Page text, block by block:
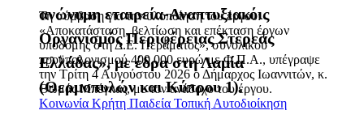
Τη σύμβαση για την υλοποίηση του έργου:
«Αποκατάσταση, βελτίωση και επέκταση έργων
υποδομής στη Δ.Ε. Περάματος», συνολικού
προϋπολογισμού 400.000 ευρώ με Φ.Π.Α., υπέγραψε
την Τρίτη 4 Αυγούστου 2026 ο Δήμαρχος Ιωαννιτών, κ.
Θωμάς Μπέγκας, με τον ανάδοχο του έργου.
Κοινωνία Κρήτη Παιδεία Τοπική Αυτοδιοίκηση
ανώνυμη εταιρεία-Αναπτυξιακόις
Οργανισμός Περιφέρειας Στερεάς
Ελλάδας», με έδρα στη Λαμία
(Θερμοπυλών και Κύπρου 1).